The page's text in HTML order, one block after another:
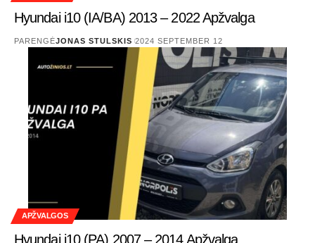
Hyundai i10 (IA/BA) 2013 – 2022 Apžvalga
PARENGĖJONAS STULSKIS 2024 SEPTEMBER 12
APŽVALGOS
Hyundai i10 (PA) 2007 – 2014 Apžvalga